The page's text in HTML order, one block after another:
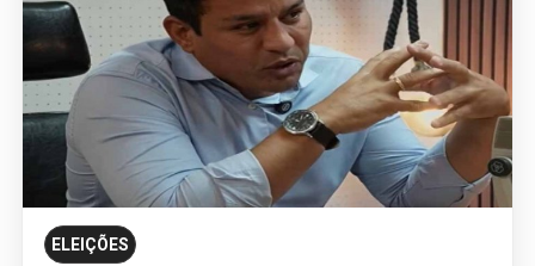
05/08/2026 - Publicação Legal
ELEIÇÕES